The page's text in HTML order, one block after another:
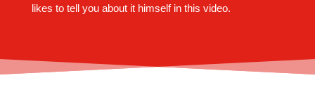
likes to tell you about it himself in this video.